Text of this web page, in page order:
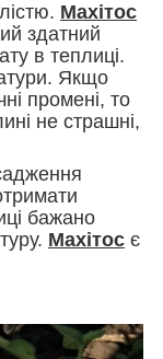
Махітос
здатний
в теплиці.
Якщо
промені, то
не страшні,
бажано
Махітос є